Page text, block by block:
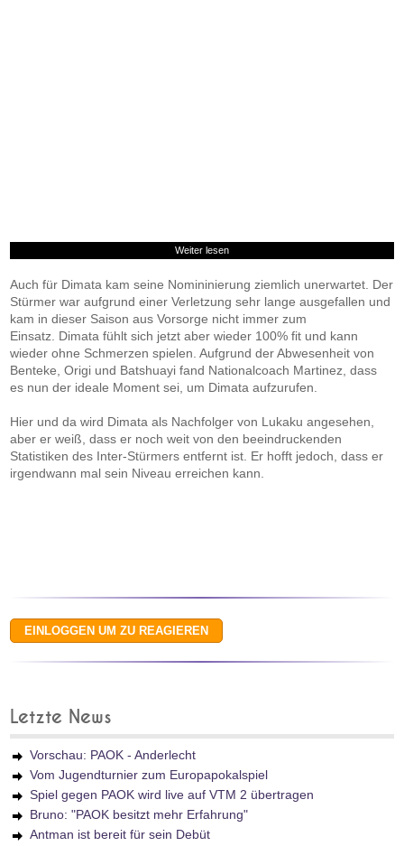
Weiter lesen
Auch für Dimata kam seine Nomininierung ziemlich unerwartet. Der
Stürmer war aufgrund einer Verletzung sehr lange ausgefallen und
kam in dieser Saison aus Vorsorge nicht immer zum
Einsatz. Dimata fühlt sich jetzt aber wieder 100% fit und kann
wieder ohne Schmerzen spielen. Aufgrund der Abwesenheit von
Benteke, Origi und Batshuayi fand Nationalcoach Martinez, dass
es nun der ideale Moment sei, um Dimata aufzurufen.
Hier und da wird Dimata als Nachfolger von Lukaku angesehen,
aber er weiß, dass er noch weit von den beeindruckenden
Statistiken des Inter-Stürmers entfernt ist. Er hofft jedoch, dass er
irgendwann mal sein Niveau erreichen kann.
Letzte News
Vorschau: PAOK - Anderlecht
Vom Jugendturnier zum Europapokalspiel
Spiel gegen PAOK wird live auf VTM 2 übertragen
Bruno: "PAOK besitzt mehr Erfahrung"
Antman ist bereit für sein Debüt